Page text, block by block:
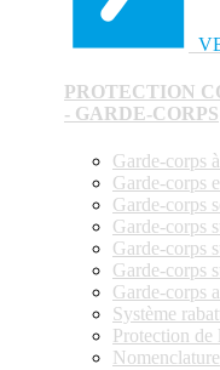
PROTECTION
- GARDE-CORPS
Garde-corps
Garde-corps
Garde-corps
Garde-corps
Garde-corps
Garde-corps
Garde-corps
Système
Protection de
Nomenclature